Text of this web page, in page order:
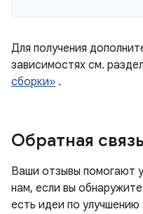
Для получения
зависимостях см. раздел
сборки» .
Обратная связь
Ваши отзывы помогают
нам, если вы
есть идеи по